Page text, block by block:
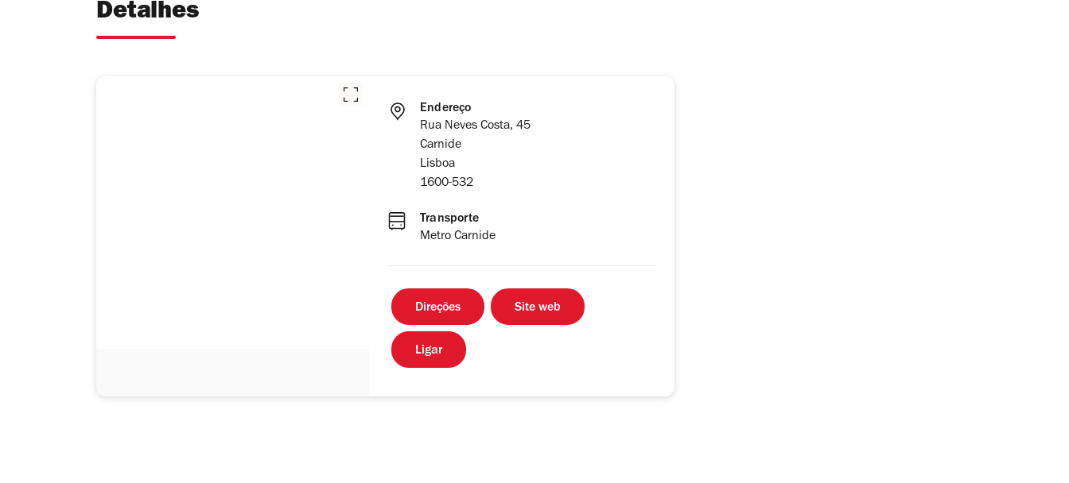
Detalhes
Endereço
Rua Neves Costa, 45
Carnide
Lisboa
1600-532
Transporte
Metro Carnide
Direções Site web
Ligar